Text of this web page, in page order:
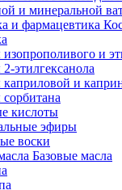
и минеральной
и
этилгексанола
и
кислоты
эфиры
воски
Базовые масла